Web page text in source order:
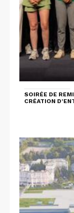
SOIRÉE DE
CRÉATION